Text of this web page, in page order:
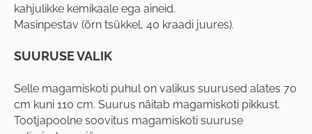
kahjulikke kemikaale ega aineid.
Masinpestav (õrn tsükkel, 40 kraadi juures).
SUURUSE VALIK
Selle magamiskoti puhul on valikus suurused alates 70
cm kuni 110 cm. Suurus näitab magamiskoti pikkust.
Tootjapoolne soovitus magamiskoti suuruse